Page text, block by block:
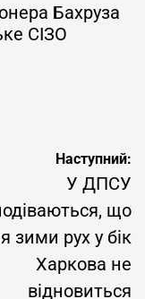
Бахруза
СІЗО
Наступний:
У ДПСУ
що
зими рух у бік
Харкова не
відновиться